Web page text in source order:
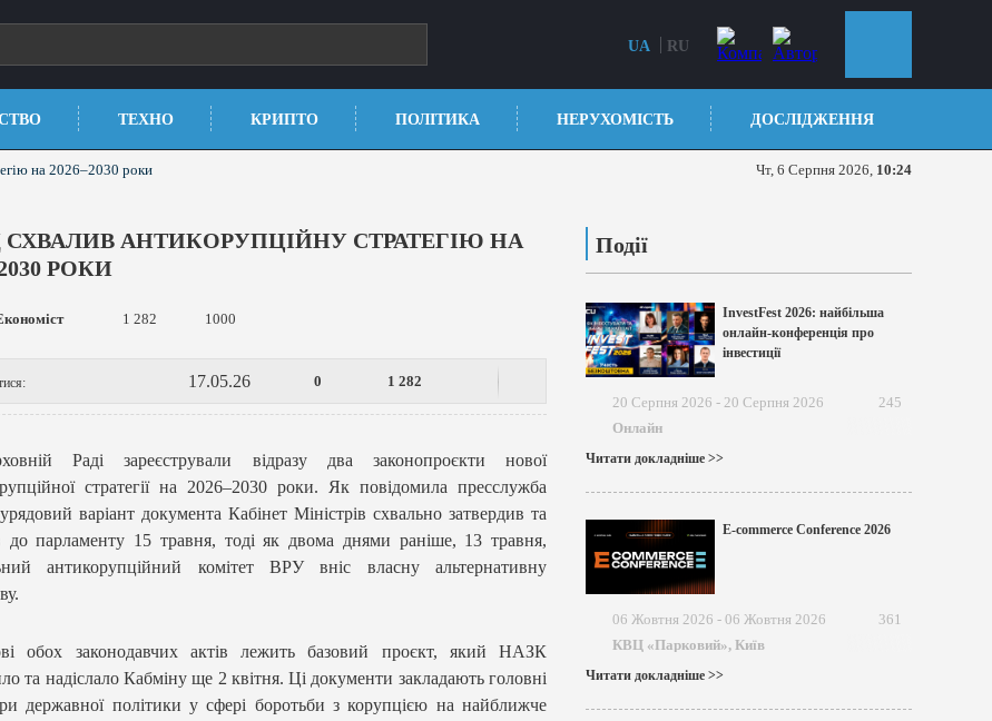
UA RU
ТЕХНО КРИПТО ПОЛІТИКА НЕРУХОМІСТЬ ДОСЛІДЖЕННЯ
на 2026–2030 роки Чт, 6 Серпня 2026, 10:24
СХВАЛИВ АНТИКОРУПЦІЙНУ СТРАТЕГІЮ НА
РОКИ
1 282 1000
17.05.26 0 1 282
Раді зареєстрували відразу два законопроєкти нової
стратегії на 2026–2030 роки. Як повідомила пресслужба
варіант документа Кабінет Міністрів схвально затвердив та
до парламенту 15 травня, тоді як двома днями раніше, 13 травня,
антикорупційний комітет ВРУ вніс власну альтернативну
обох законодавчих актів лежить базовий проєкт, який НАЗК
та надіслало Кабміну ще 2 квітня. Ці документи закладають головні
державної політики у сфері боротьби з корупцією на найближче
Події
InvestFest 2026: найбільша
онлайн-конференція про
інвестиції
20 Серпня 2026 - 20 Серпня 2026
245
Онлайн
Читати докладніше >>
E-commerce Conference 2026
06 Жовтня 2026 - 06 Жовтня 2026
361
КВЦ «Парковий», Київ
Читати докладніше >>